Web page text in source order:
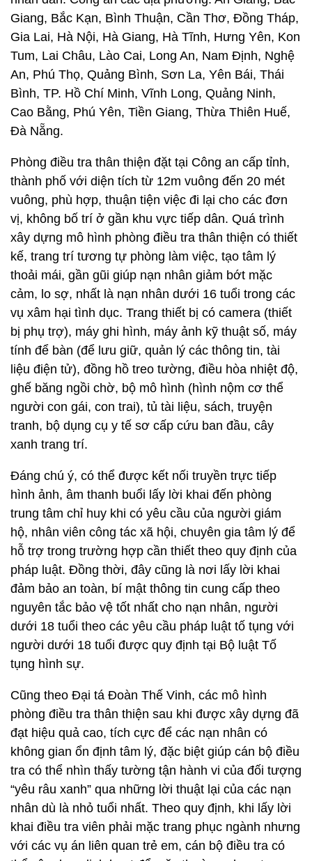
Giang, Bắc Kạn, Bình Thuận, Cần Thơ, Đồng Tháp,
Gia Lai, Hà Nội, Hà Giang, Hà Tĩnh, Hưng Yên, Kon
Tum, Lai Châu, Lào Cai, Long An, Nam Định, Nghệ
An, Phú Thọ, Quảng Bình, Sơn La, Yên Bái, Thái
Bình, TP. Hồ Chí Minh, Vĩnh Long, Quảng Ninh,
Cao Bằng, Phú Yên, Tiền Giang, Thừa Thiên Huế,
Đà Nẵng.
Phòng điều tra thân thiện đặt tại Công an cấp tỉnh,
thành phố với diện tích từ 12m vuông đến 20 mét
vuông, phù hợp, thuận tiện việc đi lại cho các đơn
vị, không bố trí ở gần khu vực tiếp dân. Quá trình
xây dựng mô hình phòng điều tra thân thiện có thiết
kế, trang trí tương tự phòng làm việc, tạo tâm lý
thoải mái, gần gũi giúp nạn nhân giảm bớt mặc
cảm, lo sợ, nhất là nạn nhân dưới 16 tuổi trong các
vụ xâm hại tình dục. Trang thiết bị có camera (thiết
bị phụ trợ), máy ghi hình, máy ảnh kỹ thuật số, máy
tính để bàn (để lưu giữ, quản lý các thông tin, tài
liệu điện tử), đồng hồ treo tường, điều hòa nhiệt độ,
ghế băng ngồi chờ, bộ mô hình (hình nộm cơ thể
người con gái, con trai), tủ tài liệu, sách, truyện
tranh, bộ dụng cụ y tế sơ cấp cứu ban đầu, cây
xanh trang trí.
Đáng chú ý, có thể được kết nối truyền trực tiếp
hình ảnh, âm thanh buổi lấy lời khai đến phòng
trung tâm chỉ huy khi có yêu cầu của người giám
hộ, nhân viên công tác xã hội, chuyên gia tâm lý để
hỗ trợ trong trường hợp cần thiết theo quy định của
pháp luật. Đồng thời, đây cũng là nơi lấy lời khai
đảm bảo an toàn, bí mật thông tin cung cấp theo
nguyên tắc bảo vệ tốt nhất cho nạn nhân, người
dưới 18 tuổi theo các yêu cầu pháp luật tố tụng với
người dưới 18 tuổi được quy định tại Bộ luật Tố
tụng hình sự.
Cũng theo Đại tá Đoàn Thế Vinh, các mô hình
phòng điều tra thân thiện sau khi được xây dựng đã
đạt hiệu quả cao, tích cực để các nạn nhân có
không gian ổn định tâm lý, đặc biệt giúp cán bộ điều
tra có thể nhìn thấy tường tận hành vi của đối tượng
“yêu râu xanh” qua những lời thuật lại của các nạn
nhân dù là nhỏ tuổi nhất. Theo quy định, khi lấy lời
khai điều tra viên phải mặc trang phục ngành nhưng
với các vụ án liên quan trẻ em, cán bộ điều tra có